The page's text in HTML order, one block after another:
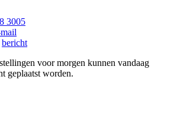
3005
bericht
voor morgen kunnen vandaag
geplaatst worden.